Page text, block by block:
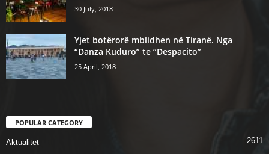
30 July, 2018
Yjet botërorë mblidhen në Tiranë. Nga
“Danza Kuduro” te “Despacito”
25 April, 2018
POPULAR CATEGORY
Aktualitet
2611